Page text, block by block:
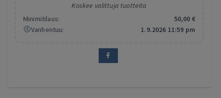
Koskee valittuja tuotteita
Minimitilaus:
50,00 €
Vanhentuu:
1.9.2026 11:59 pm